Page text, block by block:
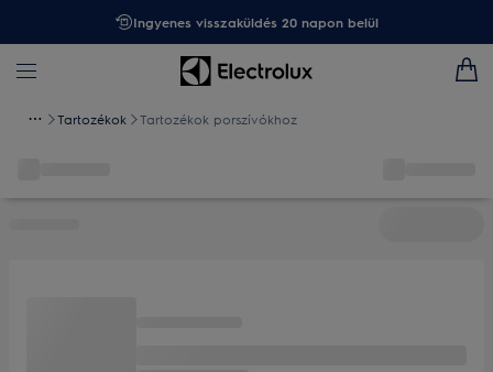
Ingyenes visszaküldés 20 napon belül
Tartozékok Tartozékok porszívókhoz